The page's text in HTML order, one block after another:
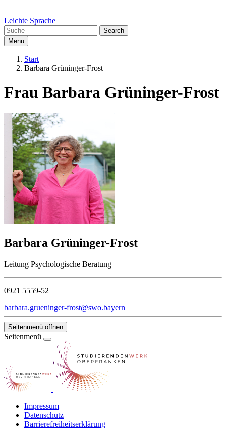
Leichte Sprache
Search
Menu
Start
Barbara Grüninger-Frost
Frau Barbara Grüninger-Frost
Barbara Grüninger-Frost
Leitung Psychologische Beratung
0921 5559-52
barbara.grueninger-frost@swo.bayern
Seitenmenü öffnen
Seitenmenü
Impressum
Datenschutz
Barrierefreiheitserklärung